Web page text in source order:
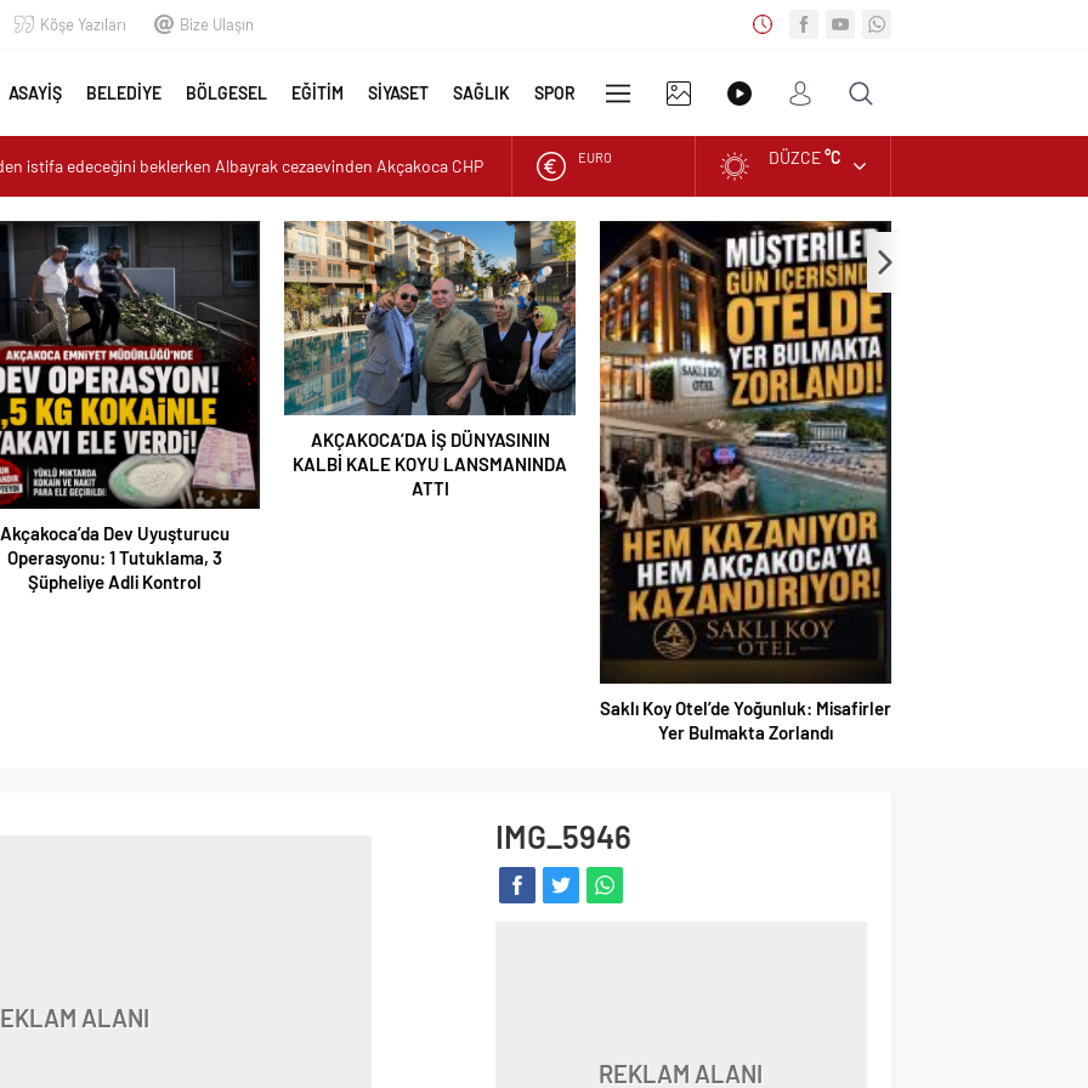
Köşe Yazıları Bize Ulaşın
ASAYİŞ BELEDİYE BÖLGESEL EĞİTİM SİYASET SAĞLIK SPOR
GALERİ
VİDEO
GALERİ
istifa edeceğini beklerken Albayrak cezaevinden Akçakoca CHP
Operasyonu: 1 Tutuklama, 3 Şüpheliye Adli Kontrol
KALBİ KALE KOYU LANSMANINDA ATTI
Misafirler Yer Bulmakta Zorlandı
EURO
ALTIN
DOLAR
DÜZCE°C
Akçakoca’da Dev Uyuşturucu
Operasyonu: 1 Tutuklama, 3
Şüpheliye Adli Kontrol
AKÇAKOCA’DA İŞ DÜNYASININ
KALBİ KALE KOYU LANSMANINDA
ATTI
Saklı Koy Otel’de Yoğunluk: Misafirler
Yer Bulmakta Zorlandı
ALANI
IMG_5946
REKLAM ALANI